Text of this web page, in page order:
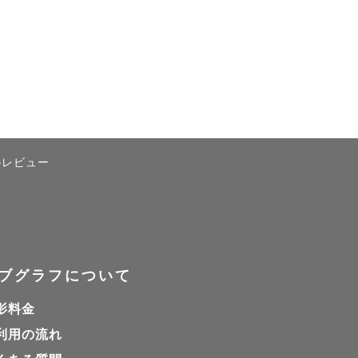
です🌿
ビュー
グラフについて
料金
用の流れ